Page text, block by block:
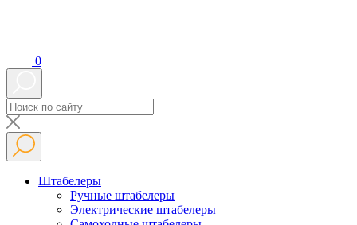
0
Штабелеры
Ручные штабелеры
Электрические штабелеры